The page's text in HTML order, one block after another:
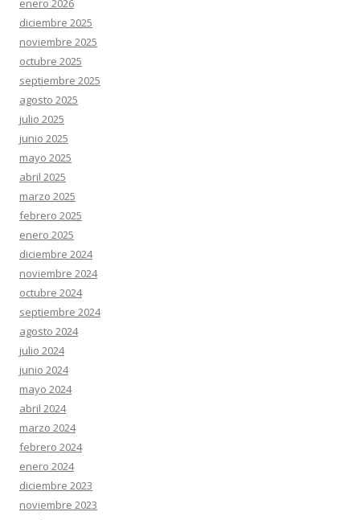
enero 2026
diciembre 2025
noviembre 2025
octubre 2025
septiembre 2025
agosto 2025
julio 2025
junio 2025
mayo 2025
abril 2025
marzo 2025
febrero 2025
enero 2025
diciembre 2024
noviembre 2024
octubre 2024
septiembre 2024
agosto 2024
julio 2024
junio 2024
mayo 2024
abril 2024
marzo 2024
febrero 2024
enero 2024
diciembre 2023
noviembre 2023